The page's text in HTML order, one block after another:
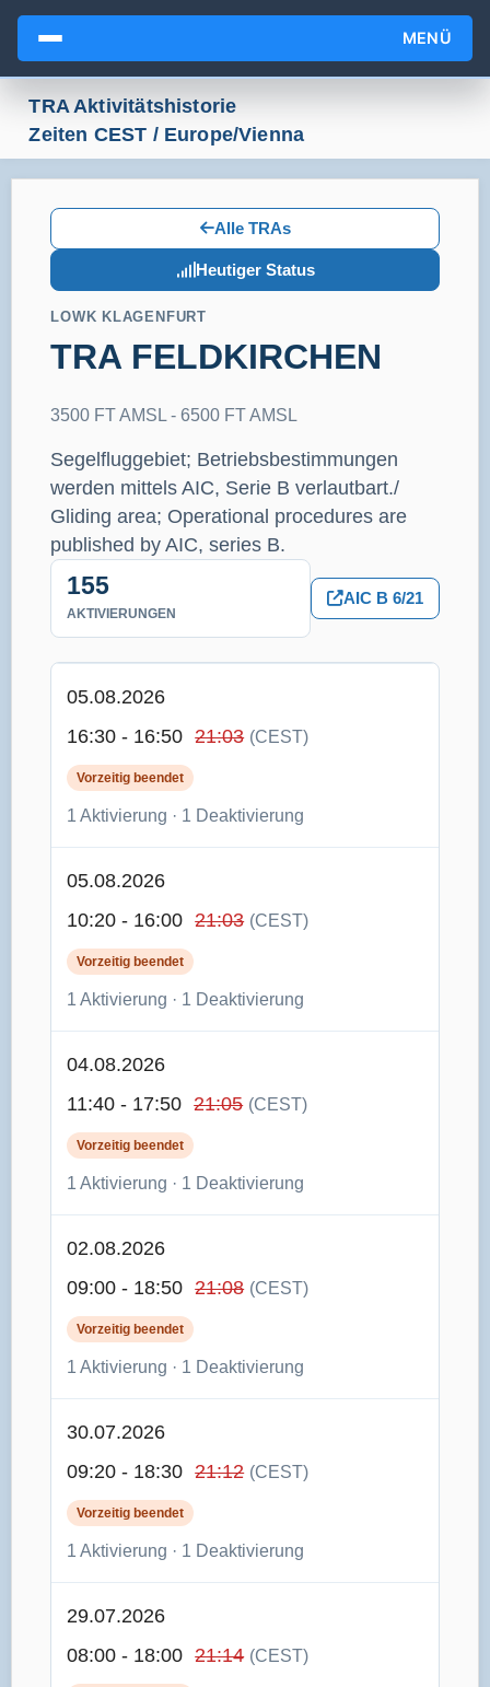
MENÜ
TRA Aktivitätshistorie
Zeiten CEST / Europe/Vienna
Alle TRAs
Heutiger Status
LOWK KLAGENFURT
TRA FELDKIRCHEN
3500 FT AMSL - 6500 FT AMSL
Segelfluggebiet; Betriebsbestimmungen
werden mittels AIC, Serie B verlautbart./
Gliding area; Operational procedures are
published by AIC, series B.
155
AKTIVIERUNGEN
AIC B 6/21
05.08.2026
16:30 - 16:50 21:03 (CEST)
Vorzeitig beendet
1 Aktivierung · 1 Deaktivierung
05.08.2026
10:20 - 16:00 21:03 (CEST)
Vorzeitig beendet
1 Aktivierung · 1 Deaktivierung
04.08.2026
11:40 - 17:50 21:05 (CEST)
Vorzeitig beendet
1 Aktivierung · 1 Deaktivierung
02.08.2026
09:00 - 18:50 21:08 (CEST)
Vorzeitig beendet
1 Aktivierung · 1 Deaktivierung
30.07.2026
09:20 - 18:30 21:12 (CEST)
Vorzeitig beendet
1 Aktivierung · 1 Deaktivierung
29.07.2026
08:00 - 18:00 21:14 (CEST)